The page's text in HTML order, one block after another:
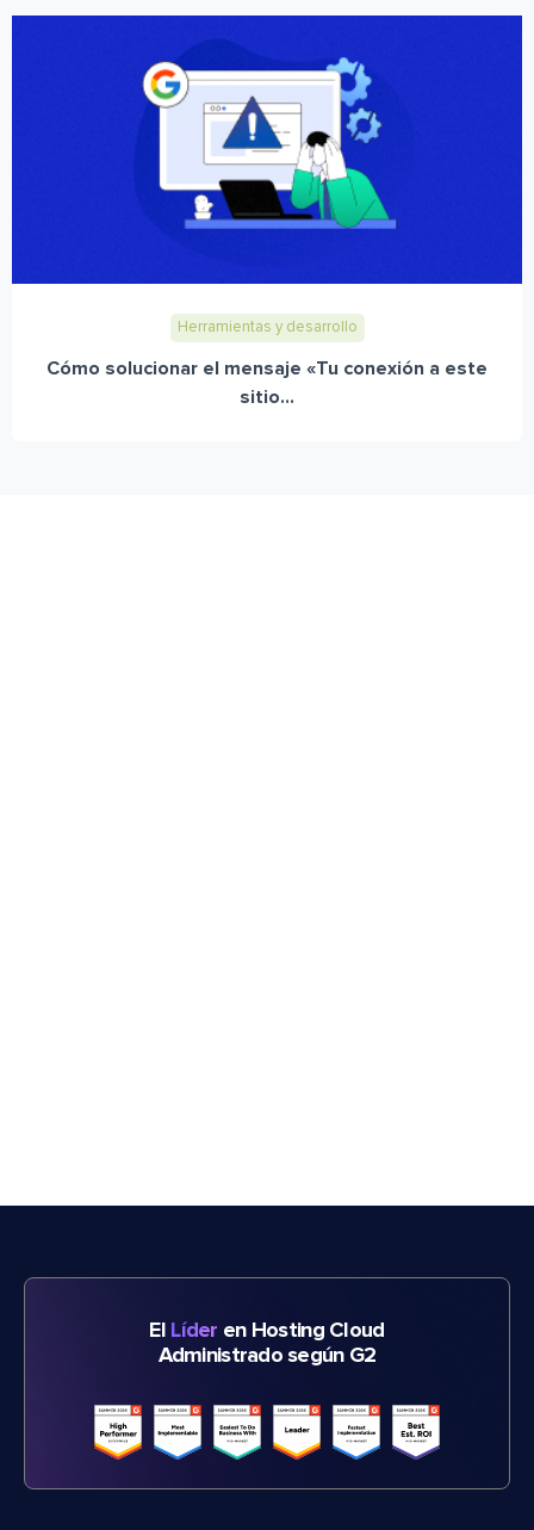
Herramientas y desarrollo
Cómo solucionar el mensaje «Tu conexión a este
sitio...
El Líder en Hosting Cloud
Administrado según G2